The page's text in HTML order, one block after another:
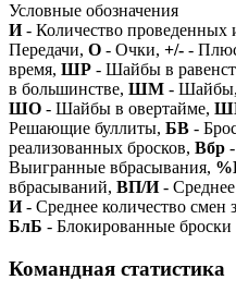
Условные обозначения
И- Количество проведенных
Передачи, О - Очки, +/- -
время, ШР - Шайбы в
в большинстве, ШМ - Шайбы,
ШО - Шайбы в овертайме,
Решающие буллиты, БВ -
реализованных бросков, Вбр
Выигранные вбрасывания,
вбрасываний, ВП/И- Среднее
И- Среднее количество смен
БлБ - Блокированные броски
Командная статистика